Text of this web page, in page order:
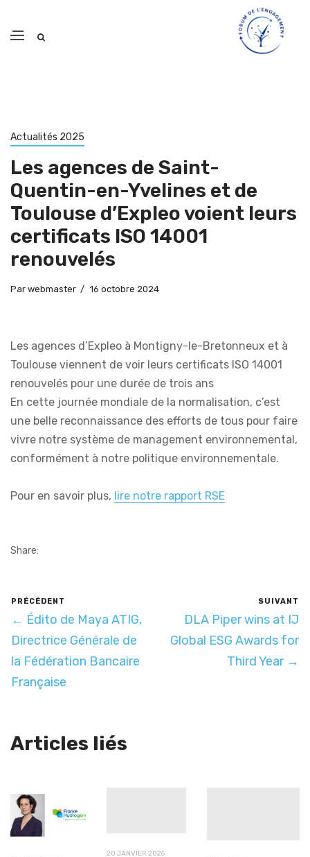
Actualités 2025
Les agences de Saint-
Quentin-en-Yvelines et de
Toulouse d’Expleo voient leurs
certificats ISO 14001
renouvelés
Par webmaster 16 octobre 2024
Les agences d’Expleo à Montigny-le-Bretonneux et à
Toulouse viennent de voir leurs certificats ISO 14001
renouvelés pour une durée de trois ans
En cette journée mondiale de la normalisation, c’est
une belle reconnaissance des efforts de tous pour faire
vivre notre système de management environnemental,
conformément à notre politique environnementale.
Pour en savoir plus, lire notre rapport RSE
Share:
PRÉCÉDENT
← Édito de Maya ATIG,
Directrice Générale de
la Fédération Bancaire
Française
SUIVANT
DLA Piper wins at IJ
Global ESG Awards for
Third Year →
Articles liés
20 JANVIER 2025